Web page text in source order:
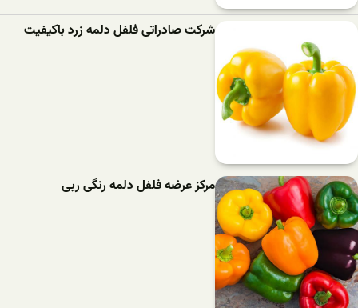
شرکت صادراتی فلفل دلمه زرد باکیفیت
مرکز عرضه فلفل دلمه رنگی ربی